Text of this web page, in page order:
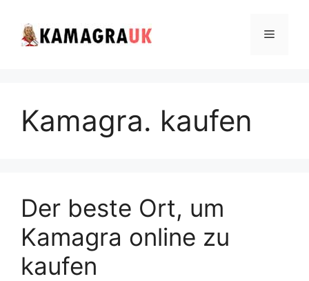
content
Menu
Kamagra. kaufen
Der beste Ort, um
Kamagra online zu
kaufen